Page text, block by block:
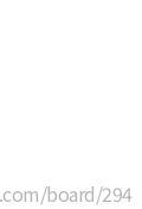
board/294